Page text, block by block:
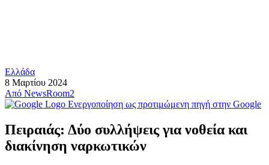
Ελλάδα
8 Μαρτίου 2024
Από NewsRoom2
Ενεργοποίηση ως προτιμώμενη πηγή στην Google
Πειραιάς: Δύο συλλήψεις για νοθεία και
διακίνηση ναρκωτικών